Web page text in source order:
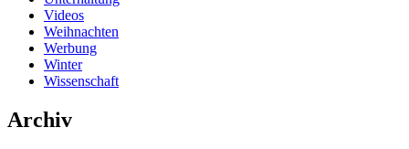
Videos
Weihnachten
Werbung
Winter
Wissenschaft
Archiv